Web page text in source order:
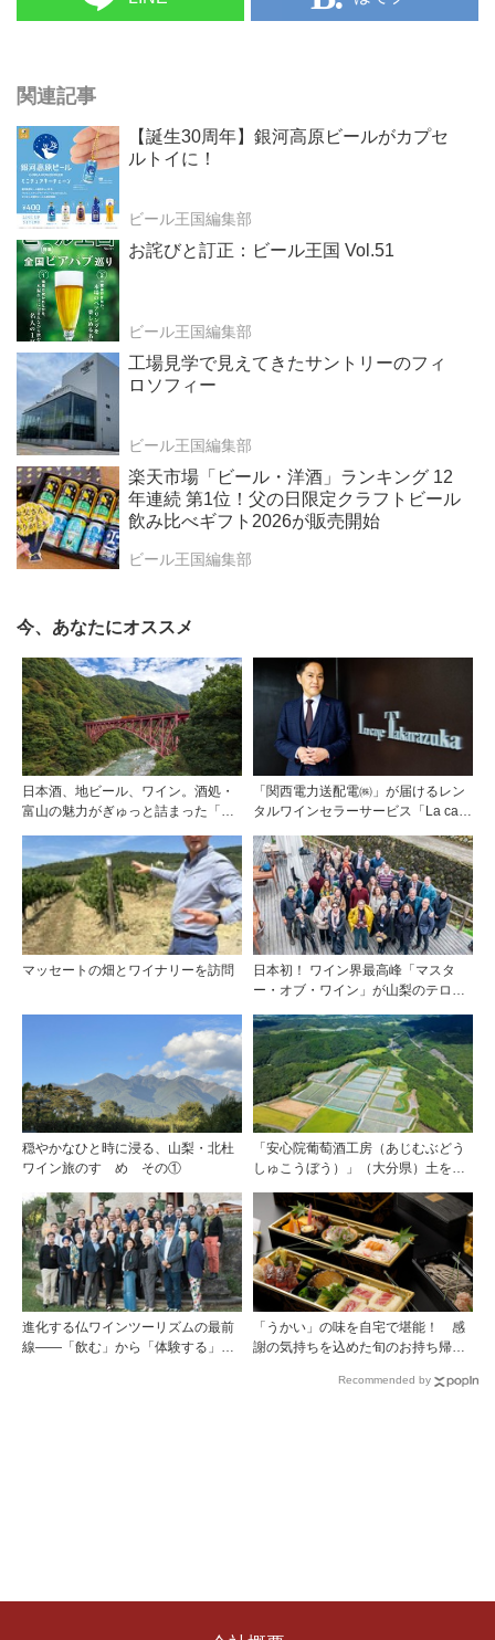
関連記事
【誕生30周年】銀河高原ビールがカプセ
ルトイに！
ビール王国編集部
お詫びと訂正：ビール王国 Vol.51
ビール王国編集部
工場見学で見えてきたサントリーのフィ
ロソフィー
ビール王国編集部
楽天市場「ビール・洋酒」ランキング 12
年連続 第1位！父の日限定クラフトビール
飲み比べギフト2026が販売開始
ビール王国編集部
今、あなたにオススメ
日本酒、地ビール、ワイン。酒処・
富山の魅力がぎゅっと詰まった「黒
「関西電力送配電㈱」が届けるレン
タルワインセラーサービス「La cave
ェフソムリエの塚元 晃氏が初訪問！
マッセートの畑とワイナリーを訪問
日本初！ ワイン界最高峰「マスタ
ー・オブ・ワイン」が山梨のテロワ
穏やかなひと時に浸る、山梨・北杜
ワイン旅のすゝめ その①
「安心院葡萄酒工房（あじむぶどう
しゅこうぼう）」（大分県）土を作
ワインに実を結ぶ
進化する仏ワインツーリズムの最前
線――「飲む」から「体験する」プ
「うかい」の味を自宅で堪能！ 感
謝の気持ちを込めた旬のお持ち帰り
Recommended by